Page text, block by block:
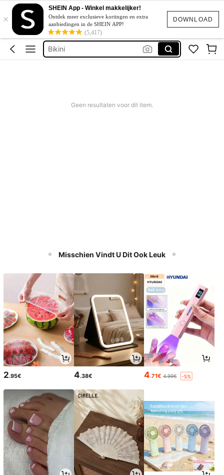
DOWNLOAD
×
SHEIN App - Winkel makkelijker!
Ontdek meer exclusieve kortingen en extra
aanbiedingen in de SHEIN APP!
(5,417)
Corrigerend Badpak
Katoen
Squishy
Bikini
Geen resultaten voor dit item.
Misschien Vindt U Dit Ook Leuk
2.95€ 4.38€ 4.71€ 4.99€ -5%